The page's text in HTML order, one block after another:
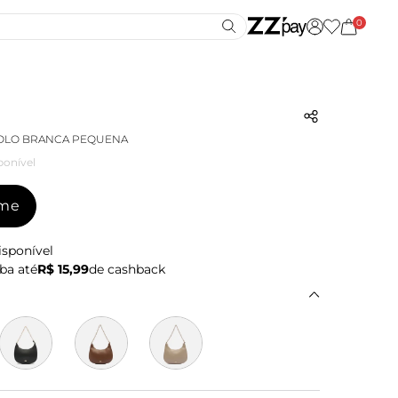
0
BRANCA PEQUENA
atéR$ 15,99de cashback